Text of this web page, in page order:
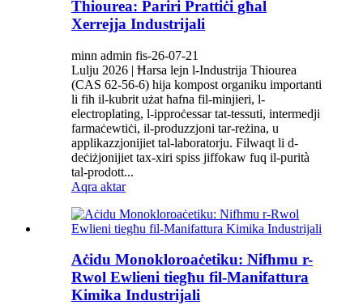
Thiourea: Pariri Prattiċi għal
Xerrejja Industrijali
minn admin fis-26-07-21
Lulju 2026 | Ħarsa lejn l-Industrija Thiourea
(CAS 62-56-6) hija kompost organiku importanti
li fih il-kubrit użat ħafna fil-minjieri, l-
electroplating, l-ipproċessar tat-tessuti, intermedji
farmaċewtiċi, il-produzzjoni tar-reżina, u
applikazzjonijiet tal-laboratorju. Filwaqt li d-
deċiżjonijiet tax-xiri spiss jiffokaw fuq il-purità
tal-prodott...
Aqra aktar
Aċidu Monokloroaċetiku: Nifhmu r-
Rwol Ewlieni tiegħu fil-Manifattura
Kimika Industrijali